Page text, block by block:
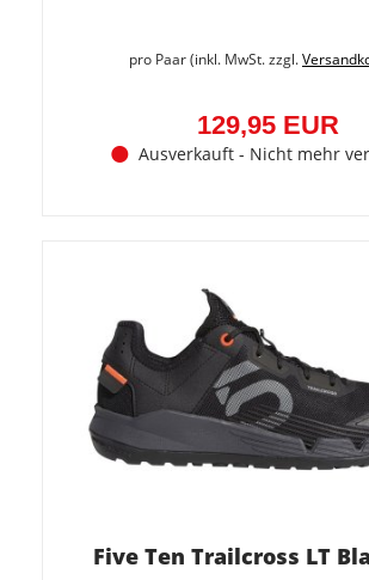
pro Paar (inkl. MwSt. zzgl.
129,95 EUR
Ausverkauft - Nicht mehr
Five Ten Trailcross LT